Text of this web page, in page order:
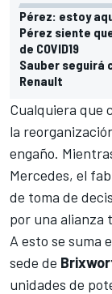
Pérez: estoy
Pérez siente
de COVID19
Sauber seguirá
Renault
Cualquiera que
la
engaño.
Mercedes, el
de toma de
por una alianza
A esto se suma
sede de
unidades de